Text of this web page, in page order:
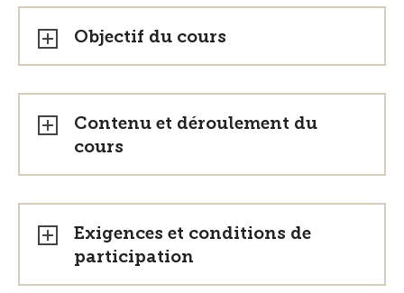
Objectif du cours
Contenu et déroulement du
cours
Exigences et conditions de
participation